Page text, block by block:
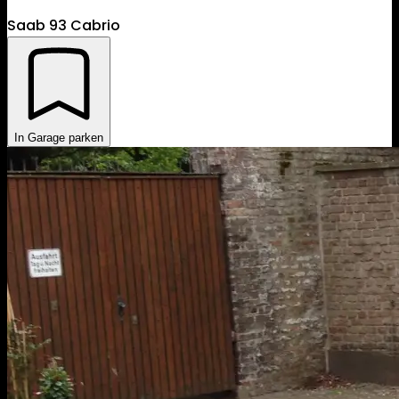
Saab 93 Cabrio
In Garage parken